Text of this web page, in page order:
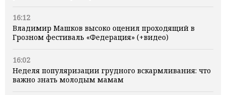
16:12
Владимир Машков высоко оценил проходящий в
Грозном фестиваль «Федерация» (+видео)
16:02
Неделя популяризации грудного вскармливания: что
важно знать молодым мамам